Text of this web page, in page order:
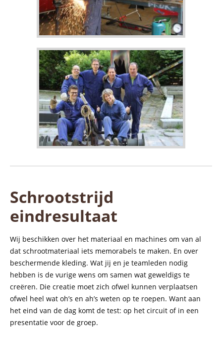
Schrootstrijd
eindresultaat
Wij beschikken over het materiaal en machines om van al
dat schrootmateriaal iets memorabels te maken. En over
beschermende kleding. Wat jij en je teamleden nodig
hebben is de vurige wens om samen wat geweldigs te
creëren. Die creatie moet zich ofwel kunnen verplaatsen
ofwel heel wat oh’s en ah’s weten op te roepen. Want aan
het eind van de dag komt de test: op het circuit of in een
presentatie voor de groep.